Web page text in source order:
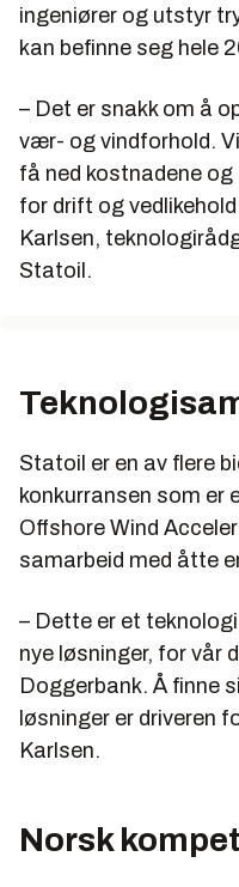
samarbeid med åtte
DONG Energy, E.ON,
SSE Renewables,
dette samarbeidet er
offshore vind 10
ingeniører og utstyr
kan befinne seg hele
– Det er snakk om å
vær- og vindforhold.
få ned kostnadene
for drift og
Karlsen,
Statoil.
Statoil er en av flere
konkurransen som er
Offshore Wind
samarbeid med åtte
– Dette er et
nye løsninger, for vår
Doggerbank. Å finne
løsninger er driveren
Karlsen.
Norsk